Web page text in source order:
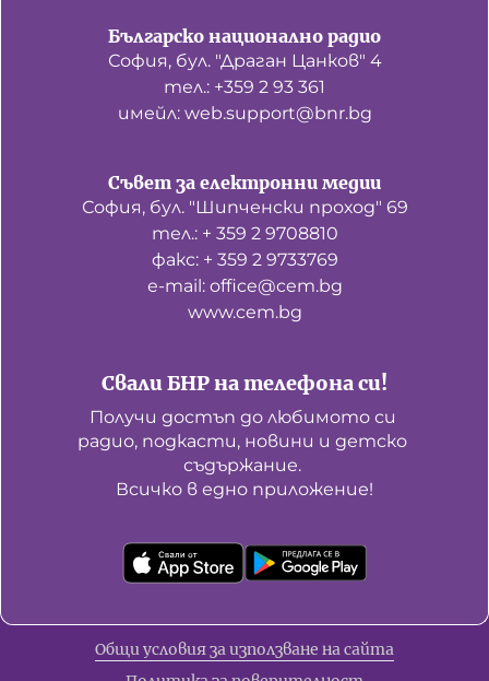
Българско национално радио
София, бул. "Драган Цанков" 4
тел.: +359 2 93 361
имейл: web.support@bnr.bg
Свали БНР на телефона си!
Получи достъп до любимото си
радио, подкасти, новини и детско
съдържание.
Всичко в едно приложение!
Съвет за електронни медии
София, бул. "Шипченски проход" 69
тел.: + 359 2 9708810
факс: + 359 2 9733769
е-mail: office@cem.bg
www.cem.bg
Общи условия за използване на сайта